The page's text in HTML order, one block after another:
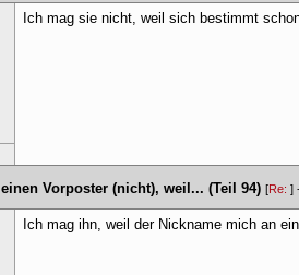
Ich mag sie nicht, weil sich bestimmt
Vorposter (nicht), weil... (Teil 94) [Re: ]
Ich mag ihn, weil der Nickname mich an